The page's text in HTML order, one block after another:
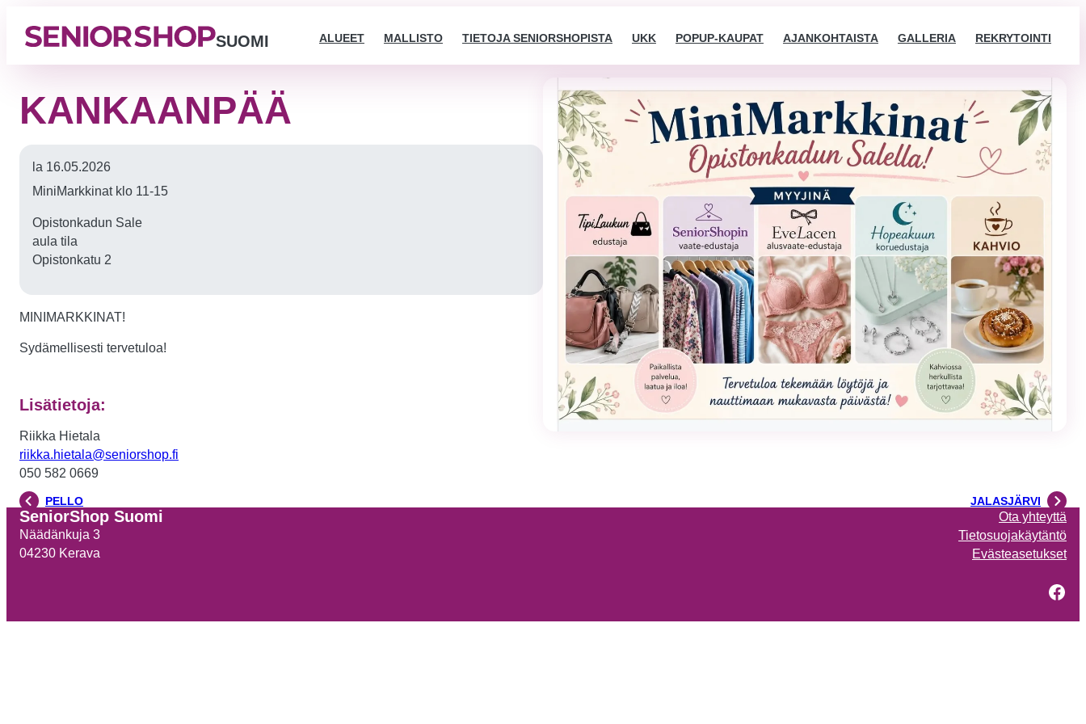
SUOMI ALUEET MALLISTO TIETOJA SENIORSHOPISTA UKK POPUP-KAUPAT AJANKOHTAISTA GALLERIA REKRYTOINTI
KANKAANPÄÄ
la 16.05.2026
MiniMarkkinat klo 11-15
Opistonkadun Sale
aula tila
Opistonkatu 2
MINIMARKKINAT!
Sydämellisesti tervetuloa!
Lisätietoja:
Riikka Hietala
riikka.hietala@seniorshop.fi
050 582 0669
PELLO JALASJÄRVI
SeniorShop Suomi
Näädänkuja 3
04230 Kerava
Ota yhteyttä
Tietosuojakäytäntö
Evästeasetukset
Välttämättömät
Nämä evästeet
eivät ole
valinnaisia. Niitä
tarvitaan, jotta
sivusto voi
toimia.